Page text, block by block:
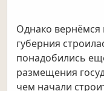
Однако вернёмся
губерния
понадобились
размещения
чем начали